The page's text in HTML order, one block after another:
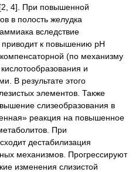
4]. При повышенной
в полость желудка
вследствие
к повышению рН
(по механизму
и
В результате этого
элементов. Также
слизеобразования в
реакция на повышенное
При
дестабилизация
механизмов. Прогрессируют
изменения слизистой